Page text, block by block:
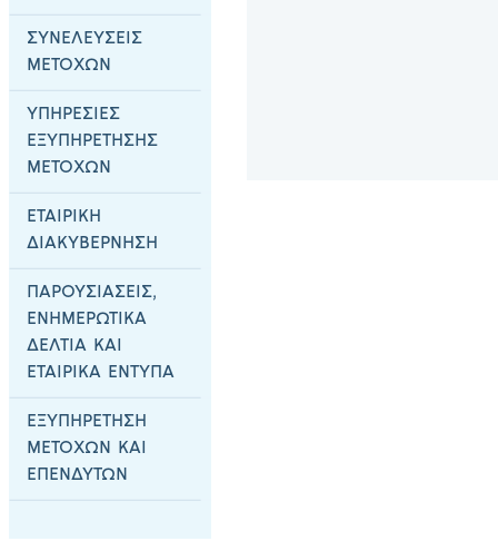
ΣΥΝΕΛΕΥΣΕΙΣ
ΜΕΤΟΧΩΝ
ΥΠΗΡΕΣΙΕΣ
ΕΞΥΠΗΡΕΤΗΣΗΣ
ΜΕΤΟΧΩΝ
ΕΤΑΙΡΙΚΗ
ΔΙΑΚΥΒΕΡΝΗΣΗ
ΠΑΡΟΥΣΙΑΣΕΙΣ,
ΕΝΗΜΕΡΩΤΙΚΑ
ΔΕΛΤΙΑ ΚΑΙ
ΕΤΑΙΡΙΚΑ ΕΝΤΥΠΑ
ΕΞΥΠΗΡΕΤΗΣΗ
ΜΕΤΟΧΩΝ ΚΑΙ
ΕΠΕΝΔΥΤΩΝ